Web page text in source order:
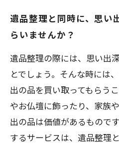
遺品整理と同時に、思い
らいませんか？
遺品整理の際には、思い出
とでしょう。そんな時には
出の品を買い取ってもらう
やお仏壇に飾ったり、家族
出の品は価値があるもので
するサービスは、遺品整理